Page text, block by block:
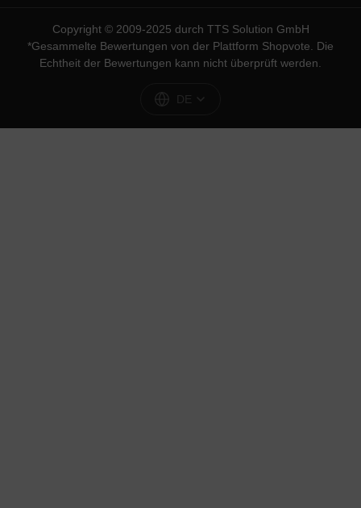
Copyright © 2009-2025 durch TTS Solution GmbH
*Gesammelte Bewertungen von der Plattform Shopvote . Die
Echtheit der Bewertungen kann nicht überprüft werden.
DE